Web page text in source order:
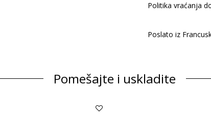
Politika vraćanja
Poslato iz
Pomešajte i uskladite